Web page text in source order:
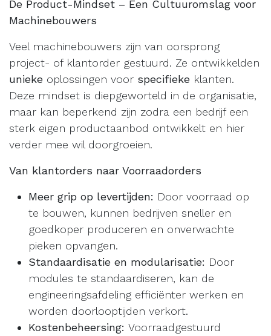
De Product-Mindset – Een Cultuuromslag voor
Machinebouwers
Veel machinebouwers zijn van oorsprong
project- of klantorder gestuurd. Ze ontwikkelden
unieke oplossingen voor specifieke klanten.
Deze mindset is diepgeworteld in de organisatie,
maar kan beperkend zijn zodra een bedrijf een
sterk eigen productaanbod ontwikkelt en hier
verder mee wil doorgroeien.
Van klantorders naar Voorraadorders
Meer grip op levertijden: Door voorraad op
te bouwen, kunnen bedrijven sneller en
goedkoper produceren en onverwachte
pieken opvangen.
Standaardisatie en modularisatie: Door
modules te standaardiseren, kan de
engineeringsafdeling efficiënter werken en
worden doorlooptijden verkort.
Kostenbeheersing: Voorraadgestuurd